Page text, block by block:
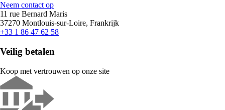
Neem contact op
11 rue Bernard Maris
37270 Montlouis-sur-Loire, Frankrijk
+33 1 86 47 62 58
Veilig betalen
Koop met vertrouwen op onze site